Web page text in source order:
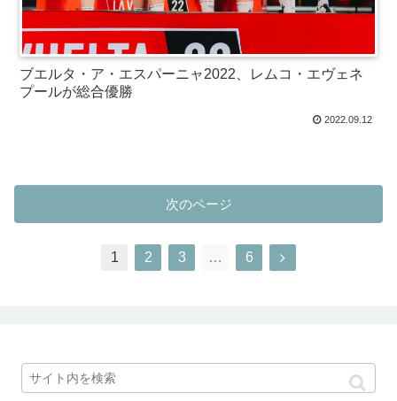
ブエルタ・ア・エスパーニャ2022、レムコ・エヴェネ
プールが総合優勝
2022.09.12
次のページ
1 2 3 … 6